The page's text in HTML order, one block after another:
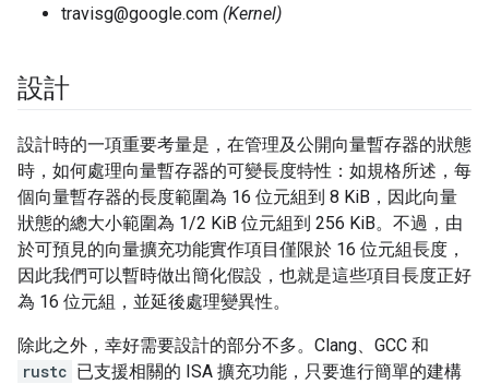
travisg@google.com (Kernel)
設計
設計時的一項重要考量是，在管理及公開向量暫存器的狀態
時，如何處理向量暫存器的可變長度特性：如規格所述，每
個向量暫存器的長度範圍為 16 位元組到 8 KiB，因此向量
狀態的總大小範圍為 1/2 KiB 位元組到 256 KiB。不過，由
於可預見的向量擴充功能實作項目僅限於 16 位元組長度，
因此我們可以暫時做出簡化假設，也就是這些項目長度正好
為 16 位元組，並延後處理變異性。
除此之外，幸好需要設計的部分不多。Clang、GCC 和
rustc 已支援相關的 ISA 擴充功能，只要進行簡單的建構